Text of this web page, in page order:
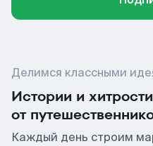
Делимся классными
Истории и хитрости
от
Каждый день строим